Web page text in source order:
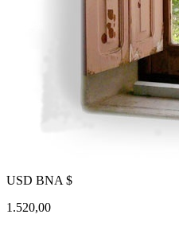
USD BNA $
1.520,00